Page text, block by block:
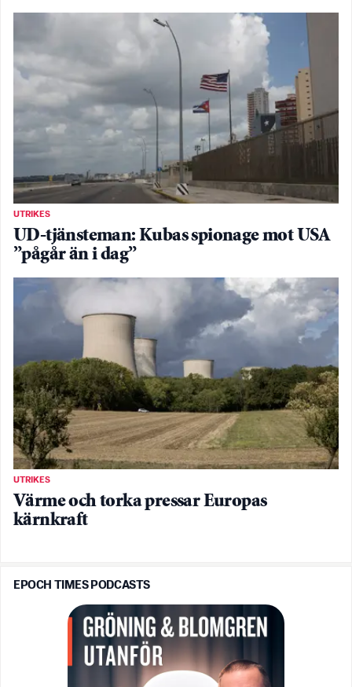
UTRIKES
UD-tjänsteman: Kubas spionage mot USA
”pågår än i dag”
UTRIKES
Värme och torka pressar Europas
kärnkraft
EPOCH TIMES PODCASTS